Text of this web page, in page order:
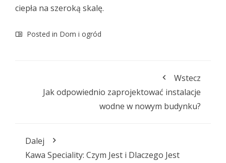
ciepła na szeroką skalę.
Posted in Dom i ogród
Wstecz
Jak odpowiednio zaprojektować instalacje
wodne w nowym budynku?
Dalej
Kawa Speciality: Czym Jest i Dlaczego Jest